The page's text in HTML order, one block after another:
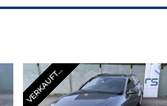
VERKAUFT...